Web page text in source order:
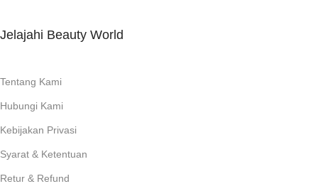
Jelajahi Beauty World
Tentang Kami
Hubungi Kami
Kebijakan Privasi
Syarat & Ketentuan
Retur & Refund